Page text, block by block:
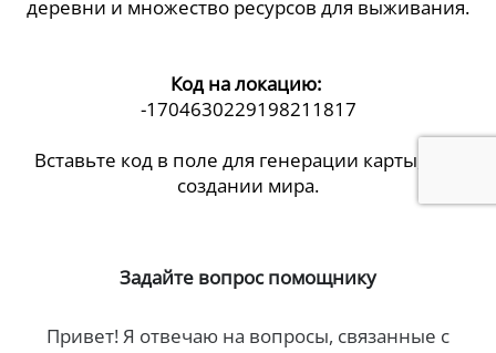
деревни и множество ресурсов для выживания.
Код на локацию:
-1704630229198211817
Вставьте код в поле для генерации карты, при
создании мира.
Задайте вопрос помощнику
Привет! Я отвечаю на вопросы, связанные с